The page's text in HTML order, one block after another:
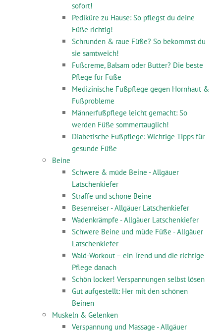
sofort!
Pediküre zu Hause: So pflegst du deine
Füße richtig!
Schrunden & raue Füße? So bekommst du
sie samtweich!
Fußcreme, Balsam oder Butter? Die beste
Pflege für Füße
Medizinische Fußpflege gegen Hornhaut &
Fußprobleme
Männerfußpflege leicht gemacht: So
werden Füße sommertauglich!
Diabetische Fußpflege: Wichtige Tipps für
gesunde Füße
Beine
Schwere & müde Beine - Allgäuer
Latschenkiefer
Straffe und schöne Beine
Besenreiser - Allgäuer Latschenkiefer
Wadenkrämpfe - Allgäuer Latschenkiefer
Schwere Beine und müde Füße - Allgäuer
Latschenkiefer
Wald-Workout – ein Trend und die richtige
Pflege danach
Schön locker! Verspannungen selbst lösen
Gut aufgestellt: Her mit den schönen
Beinen
Muskeln & Gelenken
Verspannung und Massage - Allgäuer